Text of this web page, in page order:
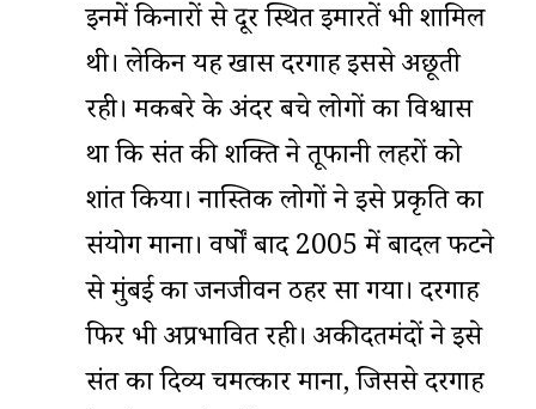
इनमें किनारों से दूर स्थित इमारतें भी शामिल
थी। लेकिन यह खास दरगाह इससे अछूती
रही। मकबरे के अंदर बचे लोगों का विश्वास
था कि संत की शक्ति ने तूफानी लहरों को
शांत किया। नास्तिक लोगों ने इसे प्रकृति का
संयोग माना। वर्षों बाद 2005 में बादल फटने
से मुंबई का जनजीवन ठहर सा गया। दरगाह
फिर भी अप्रभावित रही। अकीदतमंदों ने इसे
संत का दिव्य चमत्कार माना, जिससे दरगाह